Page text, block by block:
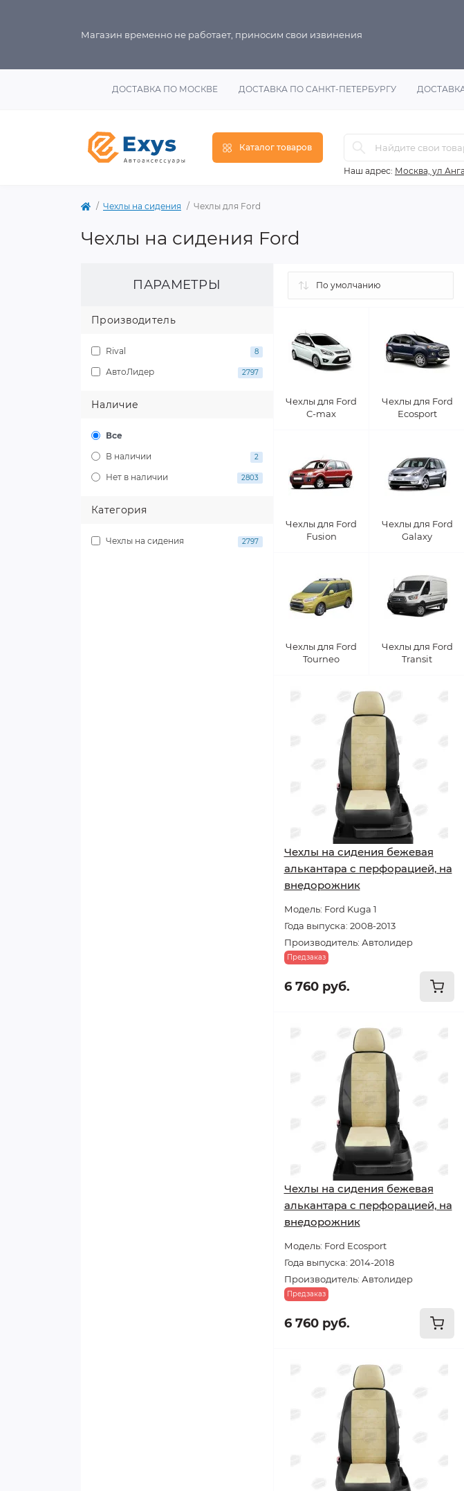
Магазин временно не работает, приносим свои извинения
ДОСТАВКА ПО МОСКВЕ ДОСТАВКА ПО САНКТ-ПЕТЕРБУРГУ
Каталог товаров
Наш адрес: Москва, ул
Чехлы на сидения Чехлы для Ford
Чехлы на сидения Ford
ПАРАМЕТРЫ
Производитель
Rival 8
АвтоЛидер 2797
Наличие
Все
В наличии
2
Нет в наличии 2803
Категория
Чехлы на сидения 2797
Чехлы для Ford
C-max
Чехлы для Ford
Ecosport
Чехлы для Ford
Fusion
Чехлы для Ford
Galaxy
Чехлы для Ford
Tourneo
Чехлы для Ford
Transit
Чехлы на сидения бежевая
алькантара с перфорацией, на
внедорожник
Модель: Ford Kuga 1
Года выпуска: 2008-2013
Производитель: Автолидер
Предзаказ
6 760 руб.
Чехлы на сидения бежевая
алькантара с перфорацией, на
внедорожник
Модель: Ford Ecosport
Года выпуска: 2014-2018
Производитель: Автолидер
Предзаказ
6 760 руб.